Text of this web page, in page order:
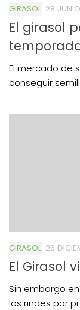
GIRASOL 28
El girasol
El mercado de
conseguir
GIRASOL 26
El Girasol
Sin embargo
los rindes por